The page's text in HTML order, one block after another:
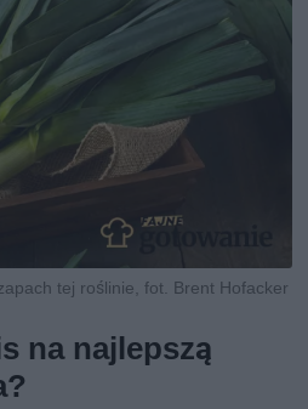
tej roślinie, fot. Brent Hofacker
na najlepszą